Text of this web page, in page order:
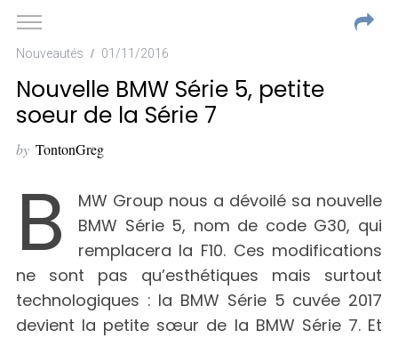
Nouveautés 01/11/2016
Nouvelle BMW Série 5, petite
soeur de la Série 7
by TontonGreg
B
MW Group nous a dévoilé sa nouvelle
BMW Série 5, nom de code G30, qui
remplacera la F10. Ces modifications
ne sont pas qu’esthétiques mais surtout
technologiques : la BMW Série 5 cuvée 2017
devient la petite sœur de la BMW Série 7. Et